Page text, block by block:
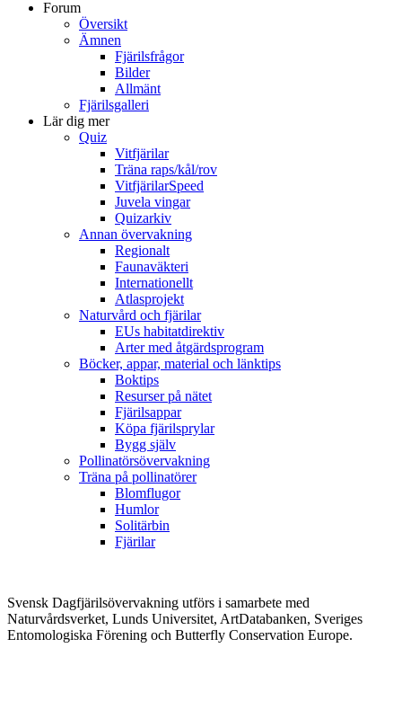
Forum
Översikt
Ämnen
Fjärilsfrågor
Bilder
Allmänt
Fjärilsgalleri
Lär dig mer
Quiz
Vitfjärilar
Träna raps/kål/rov
VitfjärilarSpeed
Juvela vingar
Quizarkiv
Annan övervakning
Regionalt
Faunaväkteri
Internationellt
Atlasprojekt
Naturvård och fjärilar
EUs habitatdirektiv
Arter med åtgärdsprogram
Böcker, appar, material och länktips
Boktips
Resurser på nätet
Fjärilsappar
Köpa fjärilsprylar
Bygg själv
Pollinatörsövervakning
Träna på pollinatörer
Blomflugor
Humlor
Solitärbin
Fjärilar
Svensk Dagfjärilsövervakning utförs i samarbete med
Naturvårdsverket, Lunds Universitet, ArtDatabanken, Sveriges
Entomologiska Förening och Butterfly Conservation Europe.